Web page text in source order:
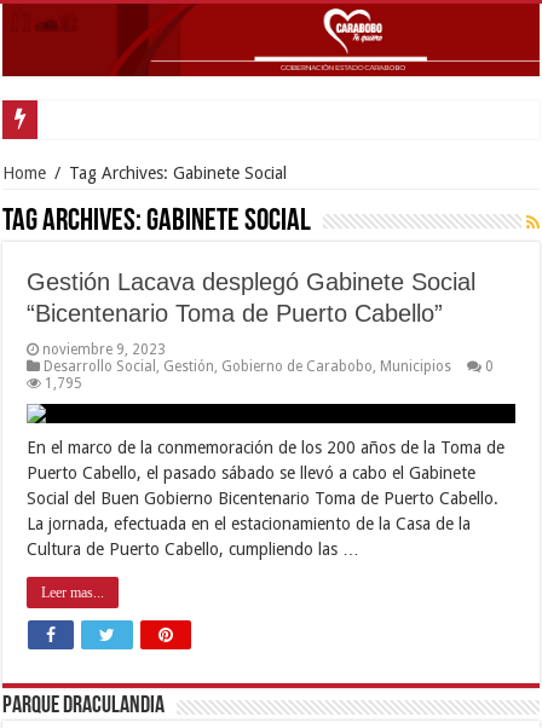
Home / Tag Archives: Gabinete Social
Tag Archives:Gabinete Social
Gestión Lacava desplegó Gabinete Social
“Bicentenario Toma de Puerto Cabello”
noviembre 9, 2023
Desarrollo Social
Gestión Gobierno de Carabobo Municipios
0
1,795
En el marco de la conmemoración de los 200 años de la Toma de
Puerto Cabello, el pasado sábado se llevó a cabo el Gabinete
Social del Buen Gobierno Bicentenario Toma de Puerto Cabello.
La jornada, efectuada en el estacionamiento de la Casa de la
Cultura de Puerto Cabello, cumpliendo las …
Leer mas...
Parque Draculandia